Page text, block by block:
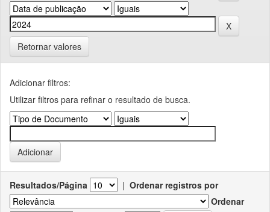
Retornar valores
Adicionar filtros:
Utilizar filtros para refinar o resultado de busca.
Resultados/Página | Ordenar registros por
Ordenar